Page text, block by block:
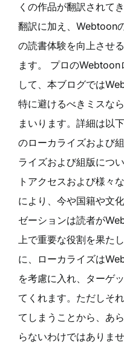
くの作品が翻訳されて
翻訳に加え、Webtoon
の読書体験を向上させ
ます。 プロのWebtoon
して、本ブログでは
特に避けるべきミスな
まいります。詳細は以
のローカライズおよび
ライズおよび組版につ
トアクセスおよび様々
により、今や国籍や文
ゼーションは読者が
上で重要な役割を果た
に、ローカライズは
を考慮に入れ、ターゲ
てくれます。ただしそ
てしまうことから、あ
らないわけではありま